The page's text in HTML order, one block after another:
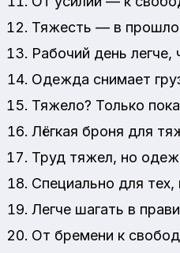
Тяжесть — в
Рабочий день легче,
Одежда снимает
Тяжело? Только
Лёгкая броня для
Труд тяжел, но
Специально для тех,
Легче шагать в
От бремени к